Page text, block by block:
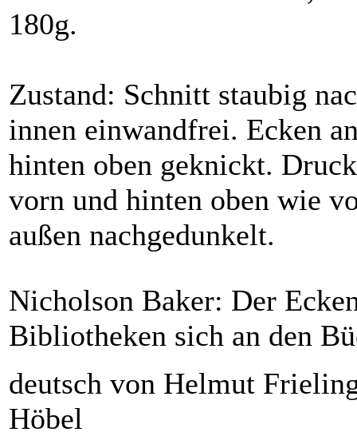
180g.
Zustand: Schnitt staubig
innen einwandfrei. Ecken
hinten oben geknickt.
vorn und hinten oben wie
außen nachgedunkelt.
Nicholson Baker: Der
Bibliotheken sich an den
deutsch von Helmut
Höbel